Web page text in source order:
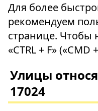
Для более
рекомендуем
странице. Чтобы
«CTRL + F» («CMD
Улицы
17024